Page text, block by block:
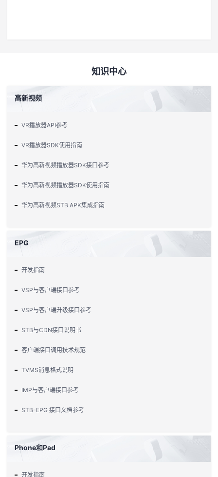
知识中心
高新视频
VR播放器API参考
VR播放器SDK使用指南
华为高新视频播放器SDK接口参考
华为高新视频播放器SDK使用指南
华为高新视频STB APK集成指南
EPG
开发指南
VSP与客户端接口参考
VSP与客户端升级接口参考
STB与CDN接口说明书
客户端接口调用技术规范
TVMS消息格式说明
IMP与客户端接口参考
STB-EPG 接口文档参考
Phone和Pad
开发指南